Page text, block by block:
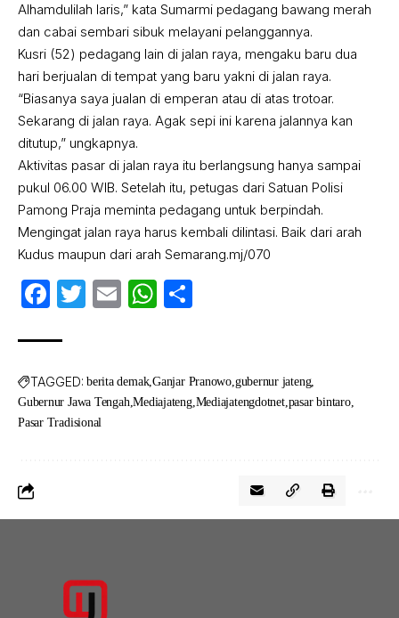
Alhamdulilah laris,” kata Sumarmi pedagang bawang merah
dan cabai sembari sibuk melayani pelanggannya.
Kusri (52) pedagang lain di jalan raya, mengaku baru dua
hari berjualan di tempat yang baru yakni di jalan raya.
“Biasanya saya jualan di emperan atau di atas trotoar.
Sekarang di jalan raya. Agak sepi ini karena jalannya kan
ditutup,” ungkapnya.
Aktivitas pasar di jalan raya itu berlangsung hanya sampai
pukul 06.00 WIB. Setelah itu, petugas dari Satuan Polisi
Pamong Praja meminta pedagang untuk berpindah.
Mengingat jalan raya harus kembali dilintasi. Baik dari arah
Kudus maupun dari arah Semarang.mj/070
Facebook
Twitter
EmailWhatsApp
TAGGED: berita demak Ganjar Pranowo gubernur jateng
Gubernur Jawa Tengah Mediajateng Mediajatengdotnet pasar bintaro
Pasar Tradisional